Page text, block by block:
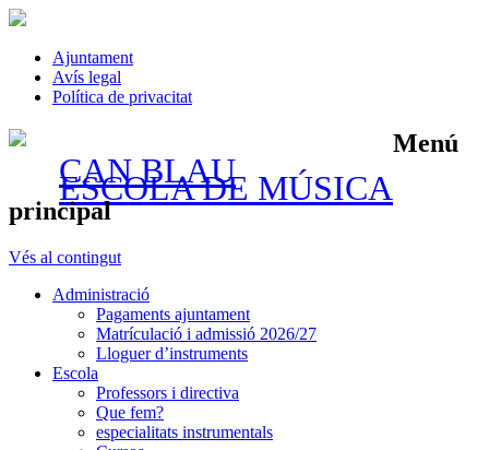
Ajuntament
Avís legal
Política de privacitat
CAN BLAU
ESCOLA DE MÚSICA
Menú
principal
Vés al contingut
Administració
Pagaments ajuntament
Matrículació i admissió 2026/27
Lloguer d’instruments
Escola
Professors i directiva
Que fem?
especialitats instrumentals